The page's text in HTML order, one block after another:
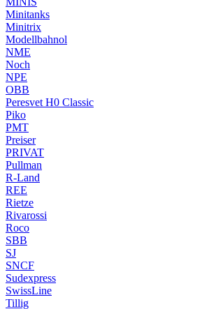
Minitanks
Minitrix
Modellbahnol
NME
Noch
NPE
OBB
Peresvet H0 Classic
Piko
PMT
Preiser
PRIVAT
Pullman
R-Land
REE
Rietze
Rivarossi
Roco
SBB
SJ
SNCF
Sudexpress
SwissLine
Tillig